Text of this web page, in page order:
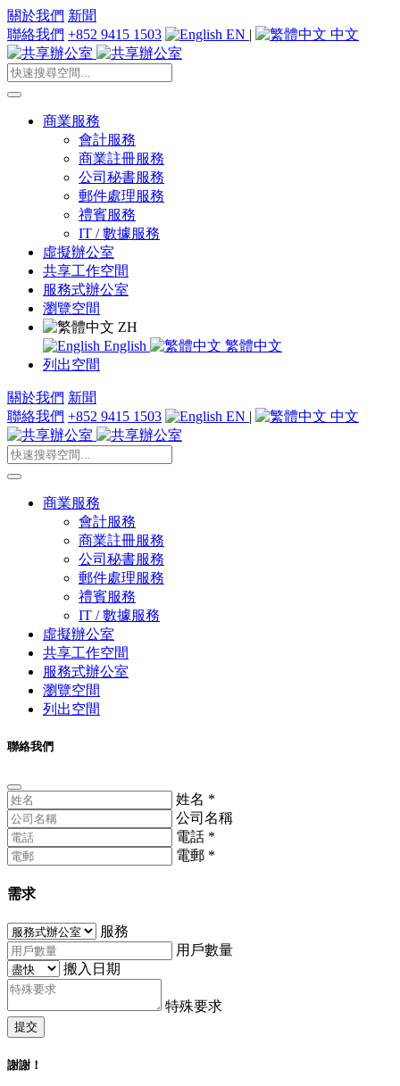
關於我們 新聞
聯絡我們 +852 9415 1503 EN | 中文
商業服務
會計服務
商業註冊服務
公司秘書服務
郵件處理服務
禮賓服務
IT / 數據服務
虛擬辦公室
共享工作空間
服務式辦公室
瀏覽空間
ZH
English
繁體中文
列出空間
關於我們 新聞
聯絡我們 +852 9415 1503 EN | 中文
商業服務
會計服務
商業註冊服務
公司秘書服務
郵件處理服務
禮賓服務
IT / 數據服務
虛擬辦公室
共享工作空間
服務式辦公室
瀏覽空間
列出空間
聯絡我們
姓名 *
公司名稱
電話 *
電郵 *
需求
服務
用戶數量
搬入日期
特殊要求
提交
謝謝！